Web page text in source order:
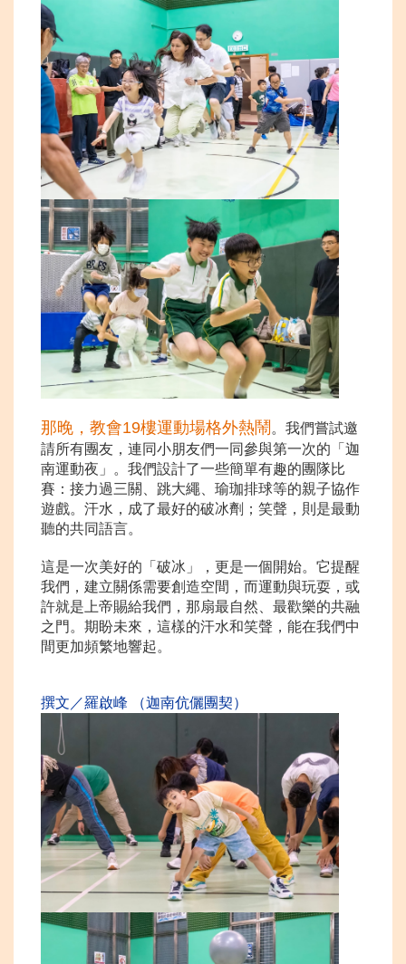
那晚，教會19樓運動場格外熱鬧 。我們嘗試邀
請所有團友，連同小朋友們一同參與第一次的「迦
南運動夜」。我們設計了一些簡單有趣的團隊比
賽：接力過三關、跳大繩、瑜珈排球等的親子協作
遊戲。汗水，成了最好的破冰劑；笑聲，則是最動
聽的共同語言。
這是一次美好的「破冰」，更是一個開始。它提醒
我們，建立關係需要創造空間，而運動與玩耍，或
許就是上帝賜給我們，那扇最自然、最歡樂的共融
之門。期盼未來，這樣的汗水和笑聲，能在我們中
間更加頻繁地響起。
撰文／羅啟峰 （迦南伉儷團契）